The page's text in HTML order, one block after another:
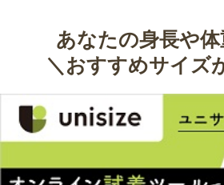
あなたの身長や
＼おすすめサイズ